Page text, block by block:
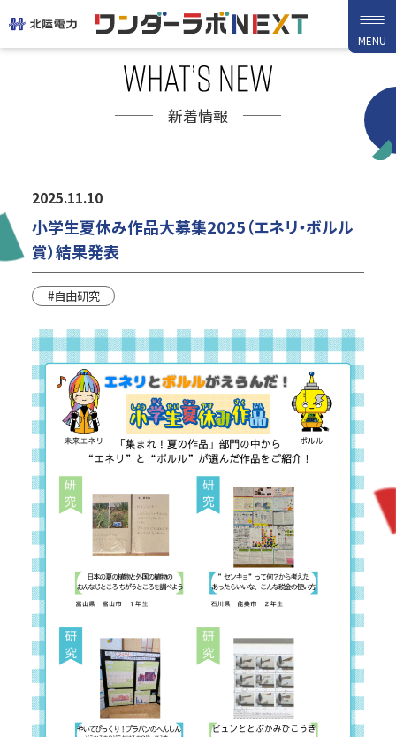
MENU
HOME
新着情報
デジタル教材
バーチャル見学
出張ワンダーラボ
NEXT
スペシャル
イベント
close
新着情報
2025.11.10
小学生夏休み作品大募集2025（エネリ・ボルル
賞）結果発表
#自由研究